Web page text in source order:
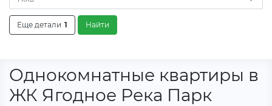
Еще детали 1 Найти
Однокомнатные квартиры в
ЖК Ягодное Река Парк